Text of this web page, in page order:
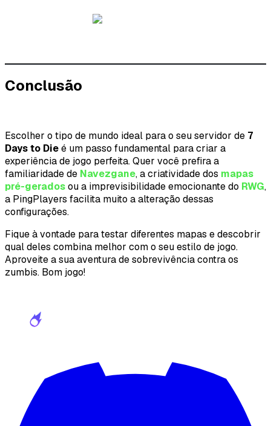
Conclusão
Escolher o tipo de mundo ideal para o seu servidor de 7
Days to Dieé um passo fundamental para criar a
experiência de jogo perfeita. Quer você prefira a
familiaridade de Navezgane, a criatividade dos mapas
pré-geradosou a imprevisibilidade emocionante do RWG,
a PingPlayers facilita muito a alteração dessas
configurações.
Fique à vontade para testar diferentes mapas e descobrir
qual deles combina melhor com o seu estilo de jogo.
Aproveite a sua aventura de sobrevivência contra os
zumbis. Bom jogo!